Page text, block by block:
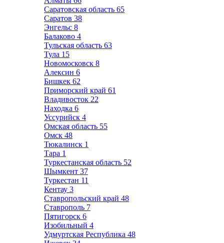
Саратовская область 65
Саратов 38
Энгельс 8
Балаково 4
Тульская область 63
Тула 15
Новомосковск 8
Алексин 6
Бишкек 62
Приморский край 61
Владивосток 22
Находка 6
Уссурийск 4
Омская область 55
Омск 48
Тюкалинск 1
Тара 1
Туркестанская область 52
Шымкент 37
Туркестан 11
Кентау 3
Ставропольский край 48
Ставрополь 7
Пятигорск 6
Изобильный 4
Удмуртская Республика 48